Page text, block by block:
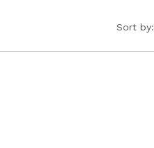
Sort by: